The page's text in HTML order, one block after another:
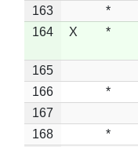
163
*
164
X *
165
166
*
167
168
*